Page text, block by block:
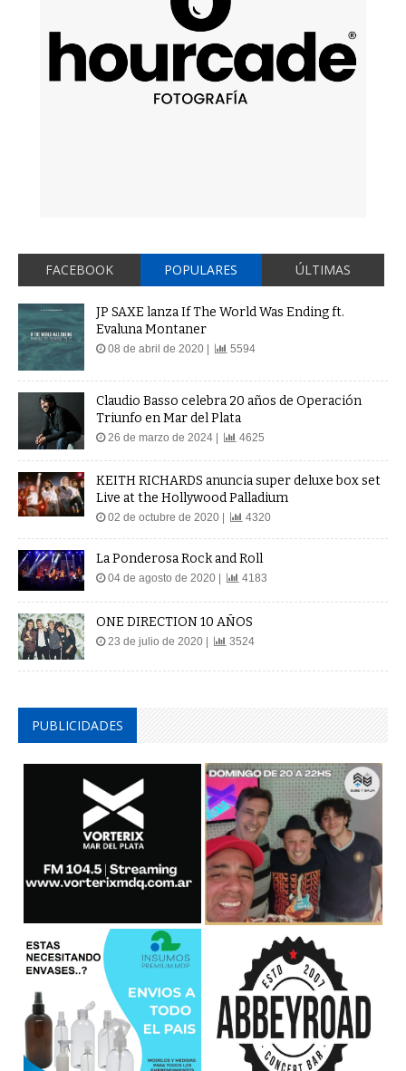
FACEBOOK POPULARES ÚLTIMAS
JP SAXE lanza If The World Was Ending ft.
Evaluna Montaner
08 de abril de 2020 | 5594
Claudio Basso celebra 20 años de Operación
Triunfo en Mar del Plata
26 de marzo de 2024 | 4625
KEITH RICHARDS anuncia super deluxe box set
Live at the Hollywood Palladium
02 de octubre de 2020 | 4320
La Ponderosa Rock and Roll
04 de agosto de 2020 | 4183
ONE DIRECTION 10 AÑOS
23 de julio de 2020 | 3524
PUBLICIDADES